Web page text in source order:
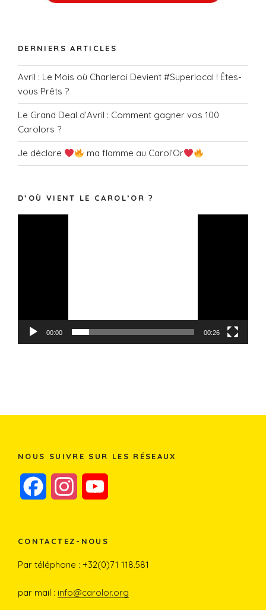
DERNIERS ARTICLES
Avril : Le Mois où Charleroi Devient #Superlocal ! Êtes-
vous Prêts ?
Le Grand Deal d’Avril : Comment gagner vos 100
Carolors ?
Je déclare ma flamme au Carol’Or
D’OÙ VIENT LE CAROL’OR ?
00:00 00:26
NOUS SUIVRE SUR LES RÉSEAUX
c
e
b
s
t
a
T
u
CONTACTEZ-NOUS
Par téléphone : +32(0)71 118.581
par mail : info@carolor.org